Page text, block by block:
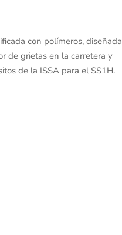
con polímeros, diseñada
de grietas en la carretera y
de la ISSA para el SS1H.